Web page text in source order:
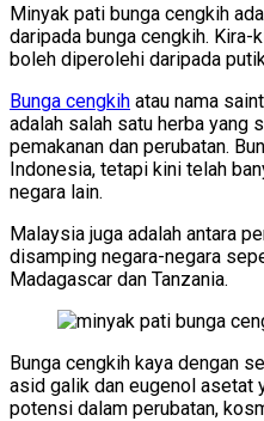
Minyak pati bunga cengkih
daripada bunga cengkih. Kira-
boleh diperolehi daripada
Bunga cengkih atau nama
adalah salah satu herba yang
pemakanan dan perubatan.
Indonesia, tetapi kini telah
negara lain.
Malaysia juga adalah antara
disamping negara-negara
Madagascar dan Tanzania.
Bunga cengkih kaya dengan
asid galik dan eugenol asetat
potensi dalam perubatan,